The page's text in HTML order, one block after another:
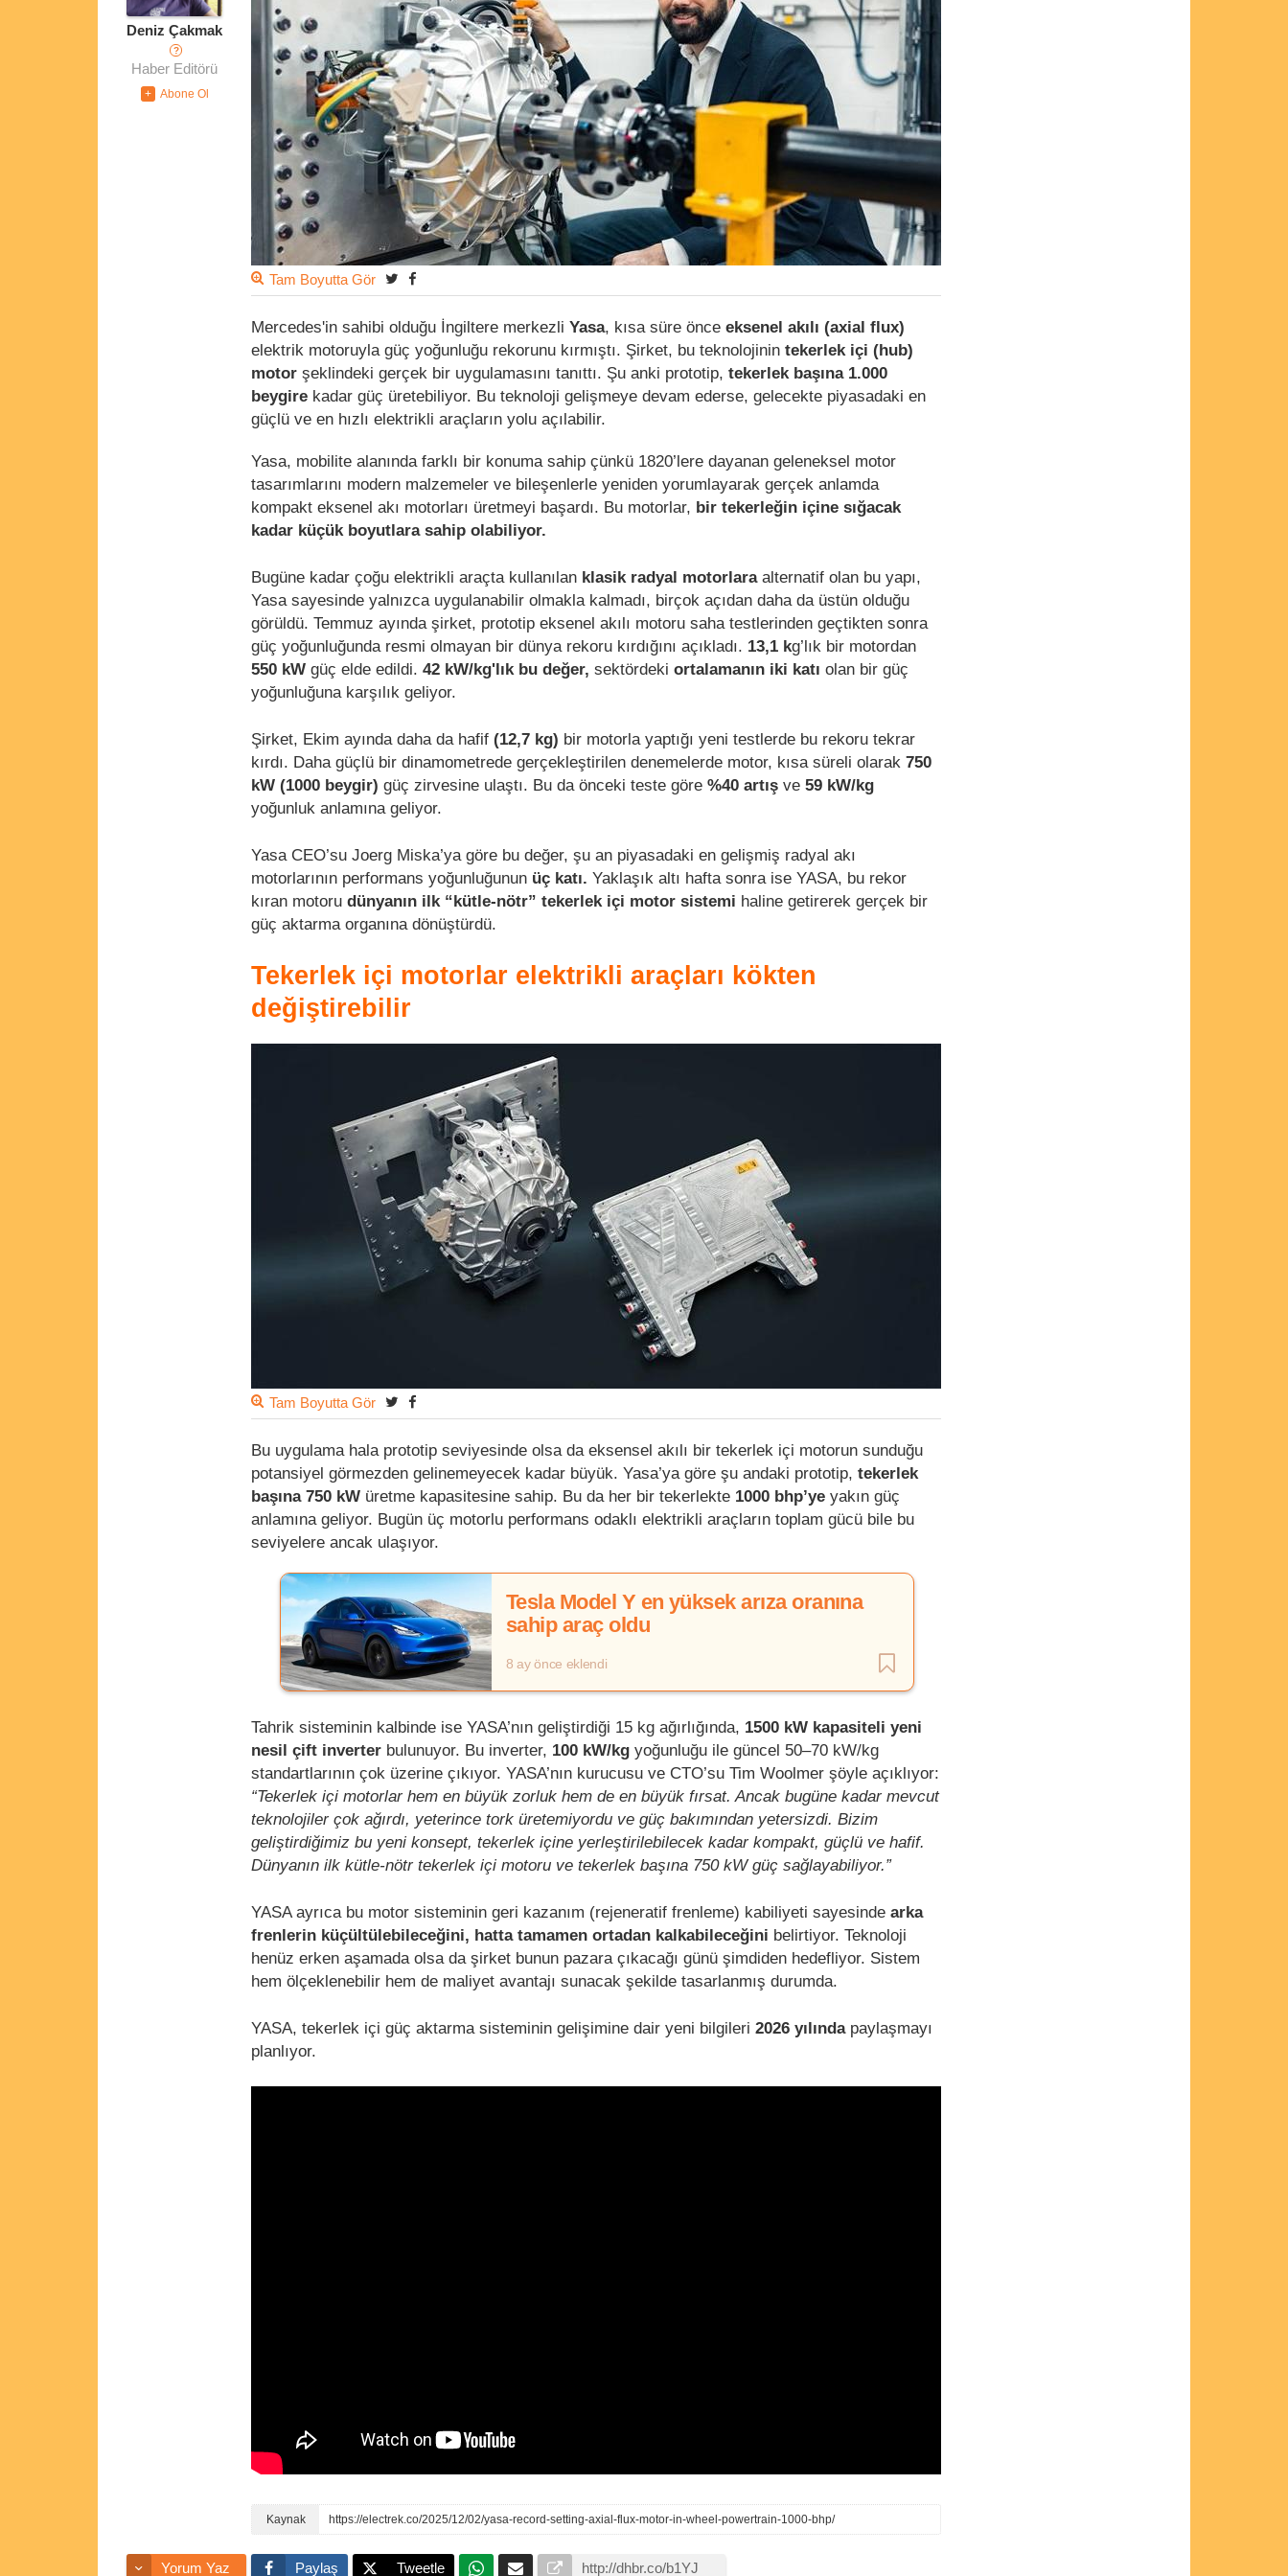
Deniz Çakmak
?
Haber Editörü
Tam Boyutta Gör
Mercedes'in sahibi olduğu İngiltere merkezli Yasa, kısa süre önce eksenel akılı (axial flux)
elektrik motoruyla güç yoğunluğu rekorunu kırmıştı. Şirket, bu teknolojinin tekerlek içi (hub)
motor şeklindeki gerçek bir uygulamasını tanıttı. Şu anki prototip, tekerlek başına 1.000
beygire kadar güç üretebiliyor. Bu teknoloji gelişmeye devam ederse, gelecekte piyasadaki en
güçlü ve en hızlı elektrikli araçların yolu açılabilir.
Yasa, mobilite alanında farklı bir konuma sahip çünkü 1820’lere dayanan geleneksel motor
tasarımlarını modern malzemeler ve bileşenlerle yeniden yorumlayarak gerçek anlamda
kompakt eksenel akı motorları üretmeyi başardı. Bu motorlar, bir tekerleğin içine sığacak
kadar küçük boyutlara sahip olabiliyor.
Bugüne kadar çoğu elektrikli araçta kullanılan klasik radyal motorlaraalternatif olan bu yapı,
Yasa sayesinde yalnızca uygulanabilir olmakla kalmadı, birçok açıdan daha da üstün olduğu
görüldü. Temmuz ayında şirket, prototip eksenel akılı motoru saha testlerinden geçtikten sonra
güç yoğunluğunda resmi olmayan bir dünya rekoru kırdığını açıkladı. 13,1 kg’lık bir motordan
550 kW güç elde edildi. 42 kW/kg'lık bu değer, sektördeki ortalamanın iki katı olan bir güç
yoğunluğuna karşılık geliyor.
Şirket, Ekim ayında daha da hafif (12,7 kg) bir motorla yaptığı yeni testlerde bu rekoru tekrar
kırdı. Daha güçlü bir dinamometrede gerçekleştirilen denemelerde motor, kısa süreli olarak 750
kW (1000 beygir) güç zirvesine ulaştı. Bu da önceki teste göre %40 artış ve 59 kW/kg
yoğunluk anlamına geliyor.
Yasa CEO’su Joerg Miska’ya göre bu değer, şu an piyasadaki en gelişmiş radyal akı
motorlarının performans yoğunluğunun üç katı. Yaklaşık altı hafta sonra ise YASA, bu rekor
kıran motoru dünyanın ilk “kütle-nötr” tekerlek içi motor sistemi haline getirerek gerçek bir
güç aktarma organına dönüştürdü.
Tekerlek içi motorlar elektrikli araçları kökten
değiştirebilir
Tam Boyutta Gör
Bu uygulama hala prototip seviyesinde olsa da eksensel akılı bir tekerlek içi motorun sunduğu
potansiyel görmezden gelinemeyecek kadar büyük. Yasa’ya göre şu andaki prototip, tekerlek
başına 750 kW üretme kapasitesine sahip. Bu da her bir tekerlekte 1000 bhp’ye yakın güç
anlamına geliyor. Bugün üç motorlu performans odaklı elektrikli araçların toplam gücü bile bu
seviyelere ancak ulaşıyor.
Tesla Model Y en yüksek arıza oranına
sahip araç oldu
8 ay önce eklendi
Tahrik sisteminin kalbinde ise YASA’nın geliştirdiği 15 kg ağırlığında, 1500 kW kapasiteli yeni
nesil çift inverter bulunuyor. Bu inverter, 100 kW/kg yoğunluğu ile güncel 50–70 kW/kg
standartlarının çok üzerine çıkıyor. YASA’nın kurucusu ve CTO’su Tim Woolmer şöyle açıklıyor:
“Tekerlek içi motorlar hem en büyük zorluk hem de en büyük fırsat. Ancak bugüne kadar mevcut
teknolojiler çok ağırdı, yeterince tork üretemiyordu ve güç bakımından yetersizdi. Bizim
geliştirdiğimiz bu yeni konsept, tekerlek içine yerleştirilebilecek kadar kompakt, güçlü ve hafif.
Dünyanın ilk kütle-nötr tekerlek içi motoru ve tekerlek başına 750 kW güç sağlayabiliyor.”
YASA ayrıca bu motor sisteminin geri kazanım (rejeneratif frenleme) kabiliyeti sayesinde arka
frenlerin küçültülebileceğini, hatta tamamen ortadan kalkabileceğini belirtiyor. Teknoloji
henüz erken aşamada olsa da şirket bunun pazara çıkacağı günü şimdiden hedefliyor. Sistem
hem ölçeklenebilir hem de maliyet avantajı sunacak şekilde tasarlanmış durumda.
YASA, tekerlek içi güç aktarma sisteminin gelişimine dair yeni bilgileri 2026 yılındapaylaşmayı
planlıyor.
https://electrek.co/2025/12/02/yasa-record-setting-axial-flux-motor-in-wheel-powertrain-1000-bhp/
Yorum Yaz Paylaş Tweetle